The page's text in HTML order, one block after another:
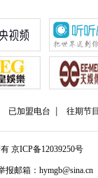
已加盟电台 往期节目
京ICP备12039250号
报邮箱：hymgb@sina.cn